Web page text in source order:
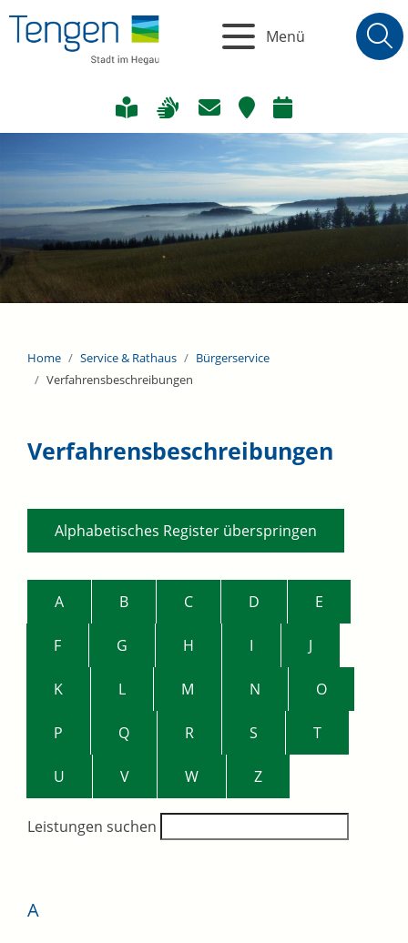
Menü
Home Service & Rathaus
Bürgerservice
Verfahrensbeschreibungen
Verfahrensbeschreibungen
Alphabetisches Register überspringen
A B C D E
F G H I J
K L M N O
P Q R S T
U V W Z
Leistungen suchen
A